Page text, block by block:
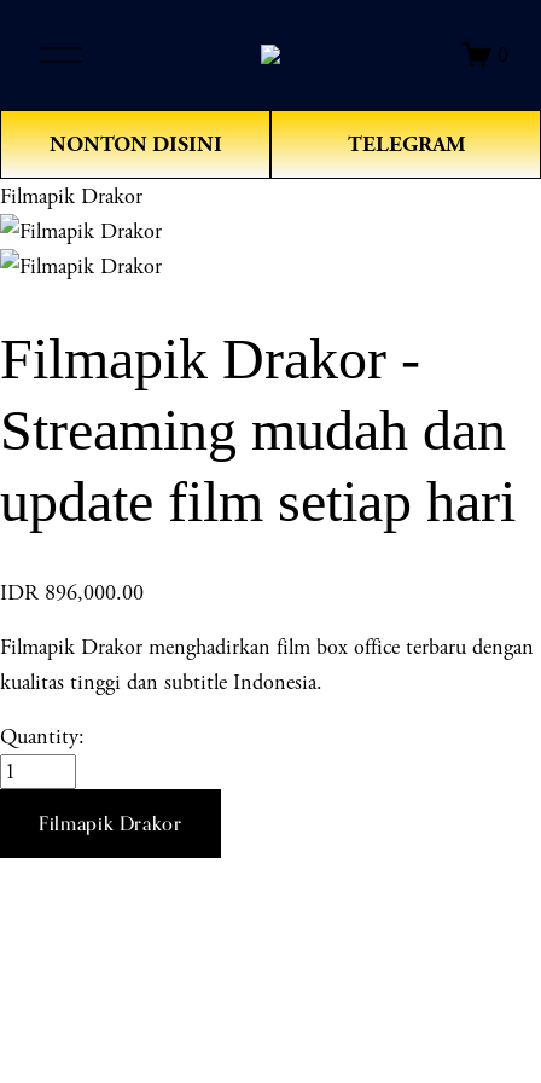
e
n
M
e
u
0
NONTON DISINI TELEGRAM
Filmapik Drakor
Filmapik Drakor -
Streaming mudah dan
update film setiap hari
IDR 896,000.00
Filmapik Drakor menghadirkan film box office terbaru dengan
kualitas tinggi dan subtitle Indonesia.
Quantity:
Filmapik Drakor